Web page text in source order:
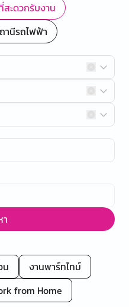
ะดวกรับงาน
านีรถไฟฟ้า
น
งานพาร์ทไทม์
from Home